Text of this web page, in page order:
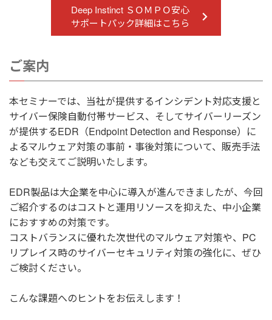
Deep Instinct ＳＯＭＰＯ安心
サポートパック詳細はこちら
ご案内
本セミナーでは、当社が提供するインシデント対応支援と
サイバー保険自動付帯サービス、 そしてサイバーリーズン
が提供するEDR（Endpoint Detection and Response）に
よるマルウェア対策の事前・事後対策について、 販売手法
なども交えてご説明いたします。
EDR製品は大企業を中心に導入が進んできましたが、今回
ご紹介するのはコストと運用リソースを抑えた、中小企業
におすすめの対策です。
コストバランスに優れた次世代のマルウェア対策や、PC
リプレイス時のサイバーセキュリティ対策の強化に、ぜひ
ご検討ください。
こんな課題へのヒントをお伝えします！